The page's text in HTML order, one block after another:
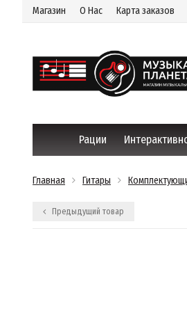
Магазин О Нас Карта заказов
Рации
Главная Гитары
Предыдущий товар